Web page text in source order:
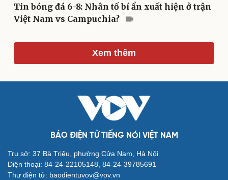
Tư vấn
check-in
Podcast
Câu chuyện thời sự
Cửa sổ tình yêu
Kể chuyện cho bé
Hạt giống tâm hồn
Tin bóng đá 6-8: Nhân tố bí ẩn xuất hiện ở trận
Việt Nam vs Campuchia?
Xem thêm
BÁO ĐIỆN TỬ TIẾNG NÓI VIỆT NAM
Trụ sở: 37 Bà Triệu, phường Cửa Nam, Hà Nội
Điện thoại: 84-24-22105148, 84-24-39785691
Thư điện tử: baodientuvov@vov.vn